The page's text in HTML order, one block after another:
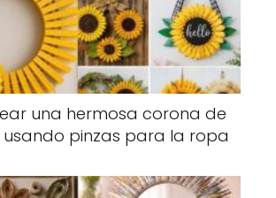
una hermosa corona de
usando pinzas para la ropa